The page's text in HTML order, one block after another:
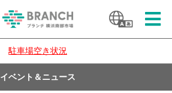
駐車場空き状況
イベント＆ニュース